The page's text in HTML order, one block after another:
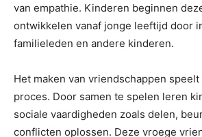
van empathie. Kinderen beginnen
ontwikkelen vanaf jonge leeftijd door
familieleden en andere kinderen.
Het maken van vriendschappen
proces. Door samen te spelen leren
sociale vaardigheden zoals delen,
conflicten oplossen. Deze vroege